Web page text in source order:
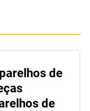
de
de